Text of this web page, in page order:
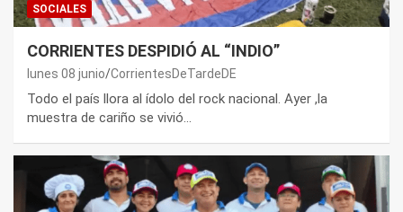
SOCIALES
CORRIENTES DESPIDIÓ AL “INDIO”
lunes 08 junio CorrientesDeTardeDE
Todo el país llora al ídolo del rock nacional. Ayer ,la
muestra de cariño se vivió…